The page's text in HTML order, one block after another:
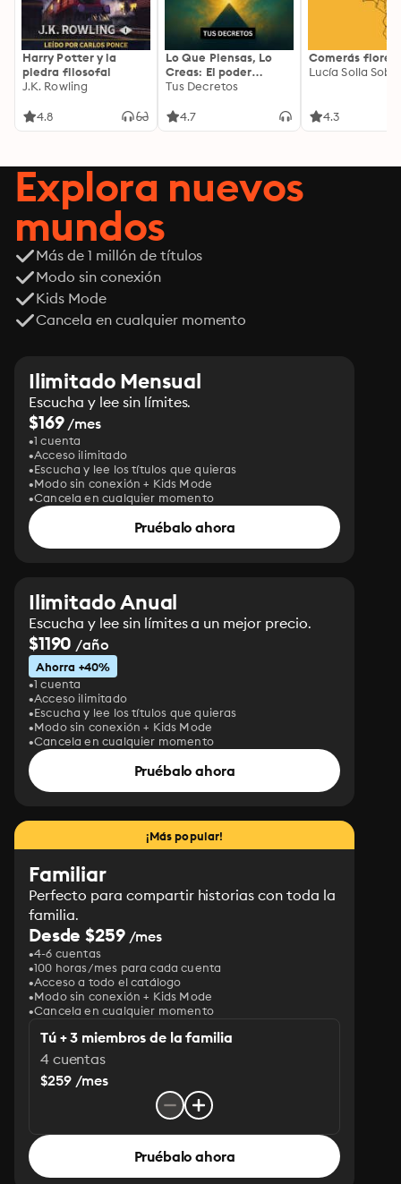
Harry Potter y la
piedra filosofal
J.K. Rowling
4.8
Lo Que Piensas, Lo
Creas: El poder
invisible de tus
tu energía para
Tus Decretos
4.7
Comerás flores
Lucía Solla
4.3
Explora nuevos
mundos
Más de 1 millón de títulos
Modo sin conexión
Kids Mode
Cancela en cualquier momento
Ilimitado Mensual
Escucha y lee sin límites.
$169/mes
1 cuenta
Acceso ilimitado
Escucha y lee los títulos que quieras
Modo sin conexión + Kids Mode
Cancela en cualquier momento
Pruébalo ahora
Ilimitado Anual
Escucha y lee sin límites a un mejor precio.
$1190 /año
Ahorra +40%
1 cuenta
Acceso ilimitado
Escucha y lee los títulos que quieras
Modo sin conexión + Kids Mode
Cancela en cualquier momento
Pruébalo ahora
¡Más popular!
Familiar
Perfecto para compartir historias con toda la
familia.
Desde $259/mes
4-6 cuentas
100 horas/mes para cada cuenta
Acceso a todo el catálogo
Modo sin conexión + Kids Mode
Cancela en cualquier momento
Tú + 3 miembros de la familia
4 cuentas
$259 /mes
Pruébalo ahora